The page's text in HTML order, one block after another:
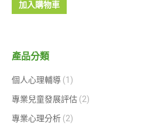
加入購物車
產品分類
個人心理輔導 (1)
專業兒童發展評估 (2)
專業心理分析 (2)